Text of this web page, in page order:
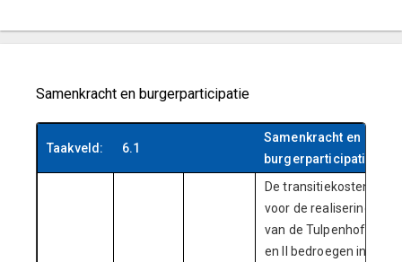
Samenkracht en burgerparticipatie
Taakveld: 6.1
Samenkracht en
burgerparticipatie
De transitiekosten
voor de realisering
van de Tulpenhof I
en II bedroegen in